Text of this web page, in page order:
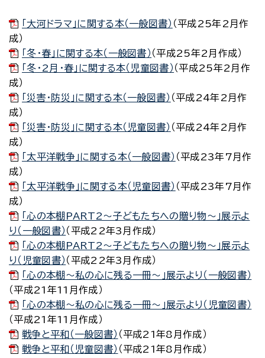
「大河ドラマ」に関する本（一般図書） （平成25年2月作
成）
「冬・春」に関する本（一般図書） （平成25年2月作成）
「冬・2月・春」に関する本（児童図書） （平成25年2月作
成）
「災害・防災」に関する本（一般図書） （平成24年2月作
成）
「災害・防災」に関する本（児童図書） （平成24年2月作
成）
「太平洋戦争」に関する本（一般図書） （平成23年7月作
成）
「太平洋戦争」に関する本（児童図書） （平成23年7月作
成）
「心の本棚PART2～子どもたちへの贈り物～」展示よ
り（一般図書） （平成22年3月作成）
「心の本棚PART2～子どもたちへの贈り物～」展示よ
り（児童図書） （平成22年3月作成）
「心の本棚～私の心に残る一冊～」展示より（一般図書）
（平成21年11月作成）
「心の本棚～私の心に残る一冊～」展示より（児童図書）
（平成21年11月作成）
戦争と平和（一般図書） （平成21年8月作成）
戦争と平和（児童図書） （平成21年8月作成）